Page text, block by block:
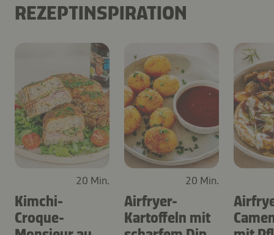
REZEPTINSPIRATION
20 Min.
Kimchi-
Croque-
20 Min.
Airfryer-
Kartoffeln mit